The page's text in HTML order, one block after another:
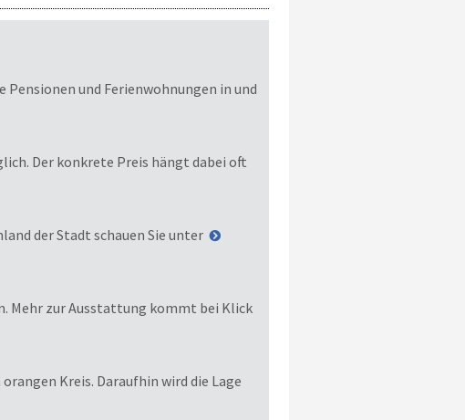
und Ferienwohnungen in und
Der konkrete Preis hängt dabei oft
der Stadt schauen Sie unter
Mehr zur Ausstattung kommt bei Klick
orangen Kreis. Daraufhin wird die Lage